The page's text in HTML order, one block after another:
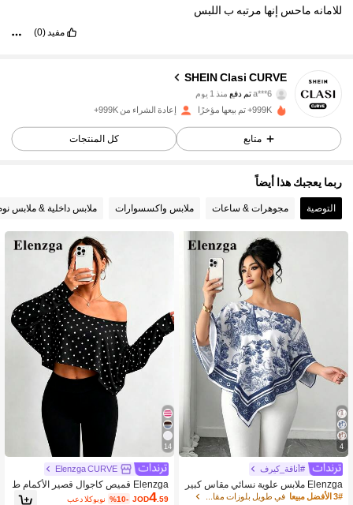
للامانه ماحس إنها مرتبه ب اللبس
مفيد(0)
SHEIN Clasi CURVE
4.90
337K متابعون
a***6تم دفع منذ 1 يوم
4.90 337K متابعون
4.90
4.90 337K متابعون
4.90 337K متابعون
4.90 337K متابعون
4.90 337K متابعون
337K متابعون
999K+ تم بيعها مؤخرًا إعادة الشراء من 999K+
متابع كل المنتجات
ربما يعجبك هذا أيضاً
التوصية مجوهرات & ساعات ملابس واكسسوارات ملابس داخلية & ملابس
4
#أناقة_كيرف
Elenzga ملابس علوية نسائي مقاس كبير
كاجوال أنيق بياقة غير متماثلة وأكمام طوي
3# الأفضل مبيعا
في طويل بلوزات مقاسات كبيرة
14
Elenzga CURVE
Elenzga قميص كاجوال قصير الأكمام ط
ويلة الأكمام بياقة غير متماثلة للنساء
JOD4.59
%10- بعد الكوبون